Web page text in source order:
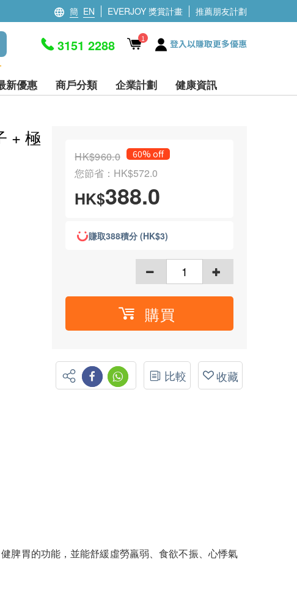
簡 EN EVERJOY 獎賞計畫 推薦朋友計劃
3151 2288 1 登入以賺取更多優惠
新優惠 商戶分類 企業計劃 健康資訊
+ 極
HK$960.0 60% off
您節省：HK$572.0
HK$388.0
賺取388積分 (HK$3)
購買
比較 收藏
脾胃的功能，並能舒緩虛勞羸弱、食欲不振、心悸氣